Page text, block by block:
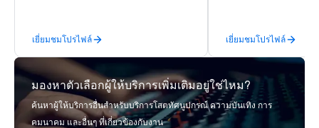
เยี่ยมชมโปรไฟล์
offsites. Whether
think like a Silicon
world's fastest-
or walk away with a
innovation playbook,
เยี่ยมชมโปรไฟล์
มองหาตัวเลือกผู้ให้บริการเพิ่มเติมอยู่ใช่ไหม?
ค้นหาผู้ให้บริการอื่นสำหรับบริการโสตทัศนูปกรณ์ ความบันเทิง การ
คมนาคม และอื่นๆ ที่เกี่ยวข้องกับงาน